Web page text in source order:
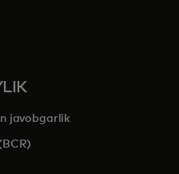
in a new tab
javobgarlik